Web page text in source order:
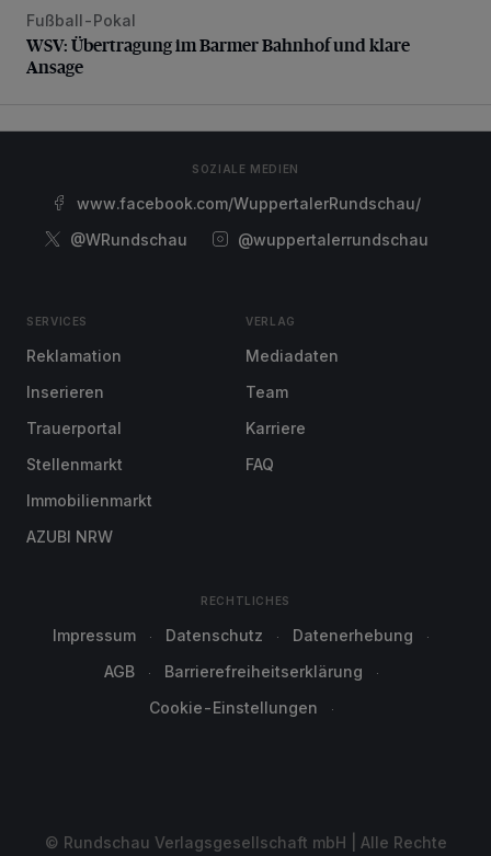
WSV: Übertragung im Barmer Bahnhof und klare Ansage
Fußball-Pokal
WSV: Übertragung im Barmer Bahnhof und klare
Ansage
SOZIALE MEDIEN
www.facebook.com/WuppertalerRundschau/
@WRundschau
@wuppertalerrundschau
SERVICES
Reklamation
Inserieren
Trauerportal
Stellenmarkt
Immobilienmarkt
AZUBI NRW
VERLAG
Mediadaten
Team
Karriere
FAQ
RECHTLICHES
Impressum Datenschutz
Datenerhebung
AGB
Barrierefreiheitserklärung
Cookie-Einstellungen
© Rundschau Verlagsgesellschaft mbH | Alle Rechte